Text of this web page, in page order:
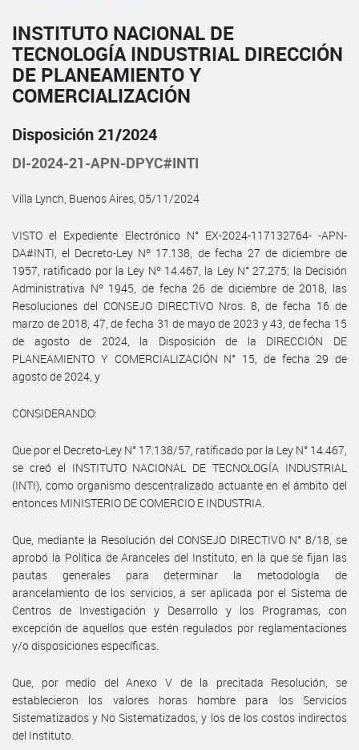
INSTITUTO NACIONAL DE
TECNOLOGÍA INDUSTRIAL DIRECCIÓN
DE PLANEAMIENTO Y
COMERCIALIZACIÓN
Disposición 21/2024
DI-2024-21-APN-DPYC#INTI
Villa Lynch, Buenos Aires, 05/11/2024
VISTO el Expediente Electrónico N° EX-2024-117132764- -APN-
DA#INTI, el Decreto-Ley Nº 17.138, de fecha 27 de diciembre de
1957, ratificado por la Ley Nº 14.467, la Ley N° 27.275; la Decisión
Administrativa Nº 1945, de fecha 26 de diciembre de 2018, las
Resoluciones del CONSEJO DIRECTIVO Nros. 8, de fecha 16 de
marzo de 2018, 47, de fecha 31 de mayo de 2023 y 43, de fecha 15
de agosto de 2024, la Disposición de la DIRECCIÓN DE
PLANEAMIENTO Y COMERCIALIZACIÓN N° 15, de fecha 29 de
agosto de 2024, y
CONSIDERANDO:
Que por el Decreto-Ley N° 17.138/57, ratificado por la Ley N° 14.467,
se creó el INSTITUTO NACIONAL DE TECNOLOGÍA INDUSTRIAL
(INTI), como organismo descentralizado actuante en el ámbito del
entonces MINISTERIO DE COMERCIO E INDUSTRIA.
Que, mediante la Resolución del CONSEJO DIRECTIVO N° 8/18, se
aprobó la Política de Aranceles del Instituto, en la que se fijan las
pautas generales para determinar la metodología de
arancelamiento de los servicios, a ser aplicada por el Sistema de
Centros de Investigación y Desarrollo y los Programas, con
excepción de aquellos que estén regulados por reglamentaciones
y/o disposiciones específicas.
Que, por medio del Anexo V de la precitada Resolución, se
establecieron los valores horas hombre para los Servicios
Sistematizados y No Sistematizados, y los de los costos indirectos
del Instituto.